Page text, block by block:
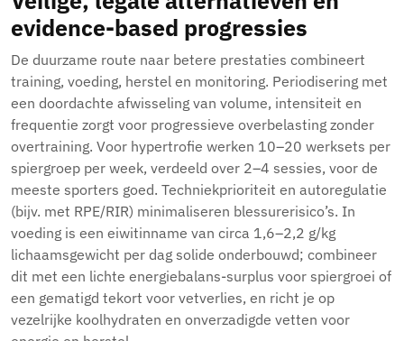
evidence-based progressies
De duurzame route naar betere prestaties combineert
training, voeding, herstel en monitoring. Periodisering met
een doordachte afwisseling van volume, intensiteit en
frequentie zorgt voor progressieve overbelasting zonder
overtraining. Voor hypertrofie werken 10–20 werksets per
spiergroep per week, verdeeld over 2–4 sessies, voor de
meeste sporters goed. Techniekprioriteit en autoregulatie
(bijv. met RPE/RIR) minimaliseren blessurerisico’s. In
voeding is een eiwitinname van circa 1,6–2,2 g/kg
lichaamsgewicht per dag solide onderbouwd; combineer
dit met een lichte energiebalans-surplus voor spiergroei of
een gematigd tekort voor vetverlies, en richt je op
vezelrijke koolhydraten en onverzadigde vetten voor